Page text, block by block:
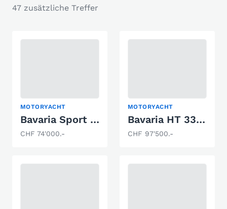
47 zusätzliche Treffer
MOTORYACHT
Bavaria Sport 28
CHF 74'000.-
MOTORYACHT
Bavaria HT 33 Sport
CHF 97'500.-